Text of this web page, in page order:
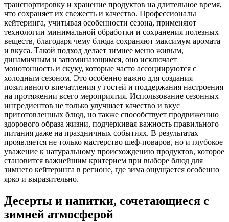
транспортировку и хранение продуктов на длительное время,
что сохраняет их свежесть и качество. Профессионалы
кейтеринга, учитывая особенности сезона, применяют
технологии минимальной обработки и сохранения полезных
веществ, благодаря чему блюда сохраняют максимум аромата
и вкуса. Такой подход делает зимнее меню живым,
динамичным и запоминающимся, оно исключает
монотонность и скуку, которые часто ассоциируются с
холодным сезоном. Это особенно важно для создания
позитивного впечатления у гостей и поддержания настроения
на протяжении всего мероприятия. Использование сезонных
ингредиентов не только улучшает качество и вкус
приготовленных блюд, но также способствует продвижению
здорового образа жизни, подчеркивая важность правильного
питания даже на праздничных событиях. В результатах
проявляется не только мастерство шеф-поваров, но и глубокое
уважение к натуральному происхождению продуктов, которое
становится важнейшим критерием при выборе блюд для
зимнего кейтеринга в регионе, где зима ощущается особенно
ярко и выразительно.
Десерты и напитки, сочетающиеся с
зимней атмосферой